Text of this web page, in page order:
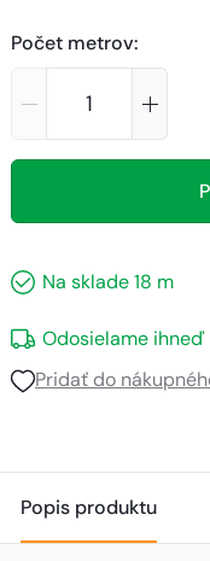
Počet metrov:
Na sklade18 m
Odosielame ihneď
Pridať do
Popis produktu